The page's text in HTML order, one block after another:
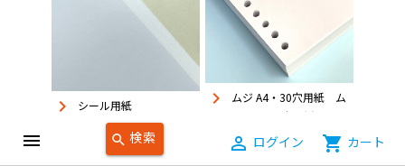
menu search 検索 person_outline ログイン shopping_cart カート
keyboard_arrow_right シール用紙 keyboard_arrow_right
ムジ A4・30穴用紙 ム
ジ B5・26穴用紙